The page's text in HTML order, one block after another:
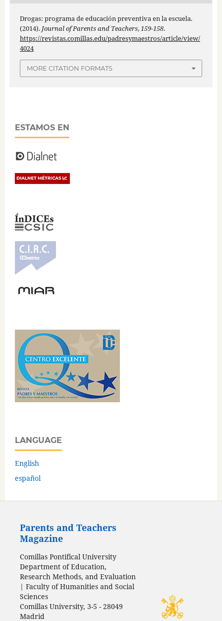
Drogas: programa de educación preventiva en la escuela.
(2014). Journal of Parents and Teachers,159-158.
https://revistas.comillas.edu/padresymaestros/article/view/
4024
MORE CITATION FORMATS
ESTAMOS EN
LANGUAGE
English
español
Parents and Teachers
Magazine
Comillas Pontifical University
Department of Education,
Research Methods, and Evaluation
| Faculty of Humanities and Social
Sciences
Comillas University, 3-5 - 28049
Madrid